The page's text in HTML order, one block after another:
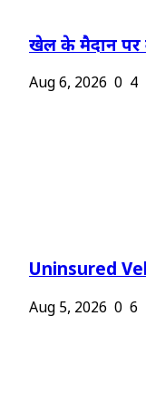
खेल के मैदान पर
Aug 6, 2026 0 4
Uninsured
Aug 5, 2026 0 6